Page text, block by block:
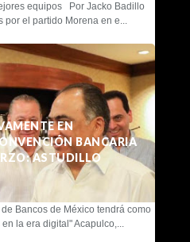
equipos Por Jacko Badillo
por el partido Morena en e...
EN
BANCARIA
ASTUDILLO
Bancos de México tendrá como
la era digital" Acapulco,...